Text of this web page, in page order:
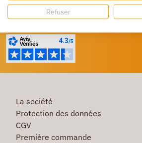
Besoin d'aide ?
Un service client à votre écoute
La société
Protection des données
CGV
Première commande
Refuser